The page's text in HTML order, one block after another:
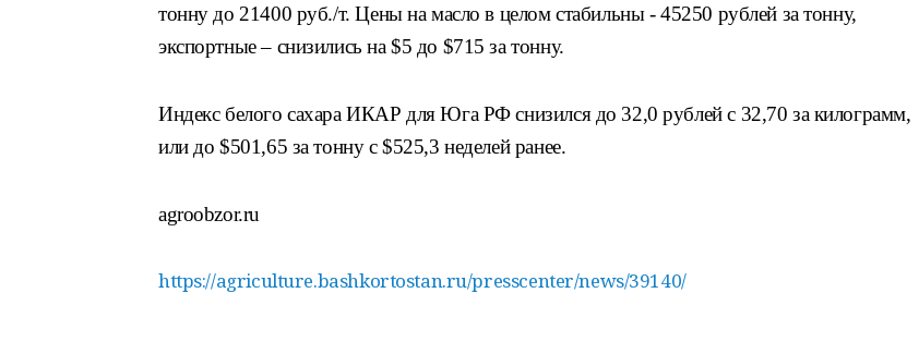
тонну до 21400 руб./т. Цены на масло в целом стабильны - 45250 рублей за тонну,
экспортные – снизились на $5 до $715 за тонну.
Индекс белого сахара ИКАР для Юга РФ снизился до 32,0 рублей с 32,70 за килограмм,
или до $501,65 за тонну с $525,3 неделей ранее.
agroobzor.ru
https://agriculture.bashkortostan.ru/presscenter/news/39140/